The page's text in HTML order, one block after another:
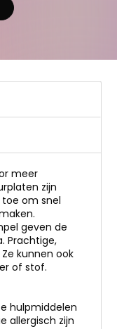
meer
zijn
om snel
geven de
Prachtige,
kunnen ook
of stof.
hulpmiddelen
allergisch zijn